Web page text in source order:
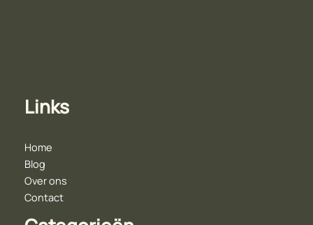
Links
Home
Blog
Over ons
Contact